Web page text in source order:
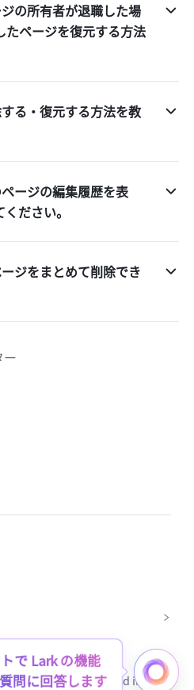
の所有者が退職した場
ページを復元する方法
る・復元する方法を教
ージの編集履歴を表
ださい。
ジをまとめて削除でき
English
Español
(Brasil)
어 日本語 中文
Ltd. Headquartered in
で Lark の機能
問に回答します